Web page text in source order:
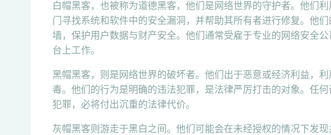
白帽黑客，也被称为道德黑客，他们是网络世界的守护者。他们
门寻找系统和软件中的安全漏洞，并帮助其所有者进行修复。他
墙，保护用户数据与财产安全。他们通常受雇于专业的网络安全
台上工作。
黑帽黑客，则是网络世界的破坏者。他们出于恶意或经济利益，
毒。他们的行为是明确的违法犯罪，是法律严厉打击的对象。任
犯罪，必将付出沉重的法律代价。
灰帽黑客则游走于黑白之间。他们可能会在未经授权的情况下发